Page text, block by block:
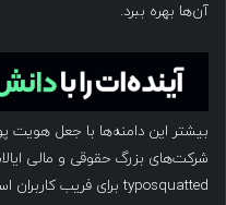
آن‌ها بهره ببرد.
بیشتر این دامنه‌ها با جعل هویت
شرکت‌های بزرگ حقوقی و مالی
typosquatted برای فریب کاربران استفاده می‌کنند.